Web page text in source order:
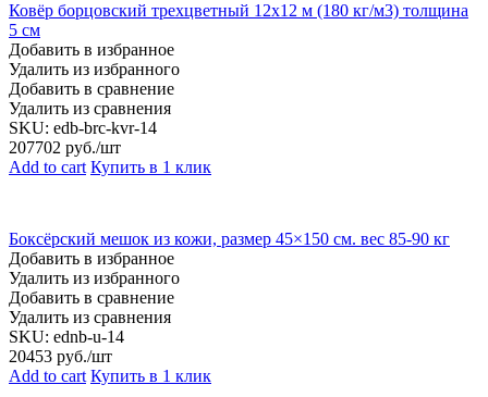
Ковёр борцовский трехцветный 12х12 м (180 кг/м3) толщина
5 см
Добавить в избранное
Удалить из избранного
Добавить в сравнение
Удалить из сравнения
SKU: edb-brc-kvr-14
207702 руб./шт
Add to cart Купить в 1 клик
Боксёрский мешок из кожи, размер 45×150 см. вес 85-90 кг
Добавить в избранное
Удалить из избранного
Добавить в сравнение
Удалить из сравнения
SKU: ednb-u-14
20453 руб./шт
Add to cart Купить в 1 клик